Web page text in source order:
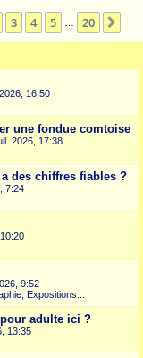
c
20
3 4 5 20
16:50
une fondue comtoise
2026, 17:38
des chiffres fiables ?
7:24
9:52
Expositions...
adulte ici ?
13:35